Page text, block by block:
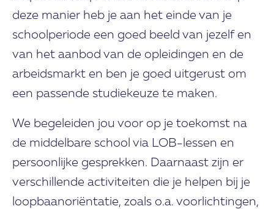
deze manier heb je aan het einde van je
schoolperiode een goed beeld van jezelf en
van het aanbod van de opleidingen en de
arbeidsmarkt en ben je goed uitgerust om
een passende studiekeuze te maken.
We begeleiden jou voor op je toekomst na
de middelbare school via LOB-lessen en
persoonlijke gesprekken. Daarnaast zijn er
verschillende activiteiten die je helpen bij je
loopbaanoriëntatie, zoals o.a. voorlichtingen,